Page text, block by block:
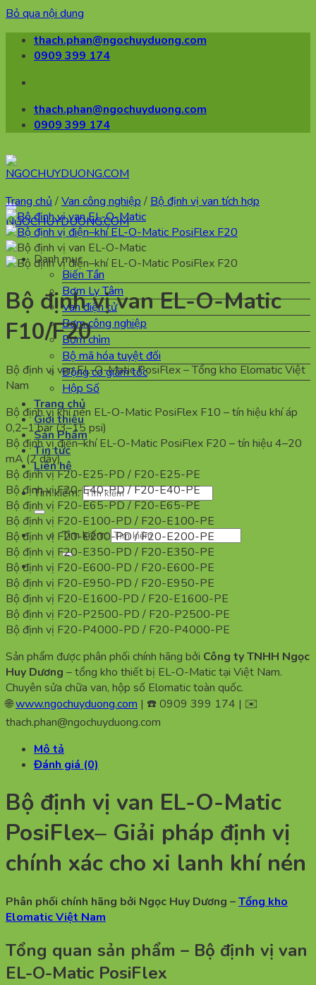
Bỏ qua nội dung
thach.phan@ngochuyduong.com
0909 399 174
thach.phan@ngochuyduong.com
0909 399 174
Danh mục
Biến Tần
Bơm Ly Tâm
Van điện tử
Bơm công nghiệp
Bơm chìm
Bộ mã hóa tuyệt đối
Động cơ giảm tốc
Hộp Số
Trang chủ
Giới thiệu
Sản Phẩm
Tin tức
Liên hệ
Tìm kiếm:
Tìm kiếm:
Trang chủ /Van công nghiệp / Bộ định vị van tích hợp
Bộ định vị van EL-O-Matic
F10/F20
Bộ định vị van EL-O-Matic PosiFlex – Tổng kho Elomatic Việt
Nam
Bộ định vị khí nén EL-O-Matic PosiFlex F10 – tín hiệu khí áp
0,2–1 bar (3–15 psi)
Bộ định vị điện–khí EL-O-Matic PosiFlex F20 – tín hiệu 4–20
mA (2 dây)
Bộ định vị F20-E25-PD / F20-E25-PE
Bộ định vị F20-E40-PD / F20-E40-PE
Bộ định vị F20-E65-PD / F20-E65-PE
Bộ định vị F20-E100-PD / F20-E100-PE
Bộ định vị F20-E200-PD / F20-E200-PE
Bộ định vị F20-E350-PD / F20-E350-PE
Bộ định vị F20-E600-PD / F20-E600-PE
Bộ định vị F20-E950-PD / F20-E950-PE
Bộ định vị F20-E1600-PD / F20-E1600-PE
Bộ định vị F20-P2500-PD / F20-P2500-PE
Bộ định vị F20-P4000-PD / F20-P4000-PE
Sản phẩm được phân phối chính hãng bởi Công ty TNHH Ngọc
Huy Dương – tổng kho thiết bị EL-O-Matic tại Việt Nam.
Chuyên sửa chữa van, hộp số Elomatic toàn quốc.
🌐www.ngochuyduong.com | ☎️ 0909 399 174 | ✉️
thach.phan@ngochuyduong.com
Mô tả
Đánh giá (0)
Bộ định vị van EL-O-Matic
PosiFlex– Giải pháp định vị
chính xác cho xi lanh khí nén
Phân phối chính hãng bởi Ngọc Huy Dương –Tổng kho
Elomatic Việt Nam
Tổng quan sản phẩm – Bộ định vị van
EL-O-Matic PosiFlex